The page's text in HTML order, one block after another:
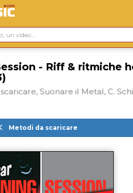
- Riff & ritmiche
Suonare il Metal, C.
Metodi da scaricare